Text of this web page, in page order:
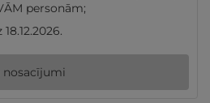
personām;